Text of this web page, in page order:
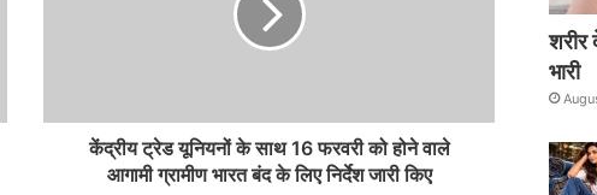
केंद्रीय ट्रेड यूनियनों के साथ 16 फरवरी को होने वाले
आगामी ग्रामीण भारत बंद के लिए निर्देश जारी किए
भारी